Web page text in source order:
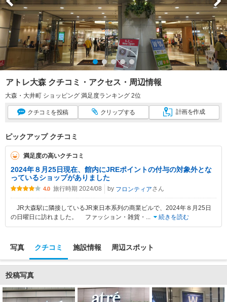
アトレ大森 クチコミ・アクセス・周辺情報
大森・大井町 ショッピング 満足度ランキング 2位
クチコミ を投稿 クリップする 計画を作成
ピックアップ クチコミ
満足度の高いクチコミ
2024年８月25日現在、館内にJREポイントの付与の対象外とな
っているショップがありました
4.0 旅行時期 2024/08 by フロンティアさん
JR大森駅に隣接しているJR東日本系列の商業ビルで、2024年８月25日
の日曜日に訪れました。 ファッション・雑貨・ ... 続きを読む
写真 クチコミ 施設情報 周辺スポット
投稿写真